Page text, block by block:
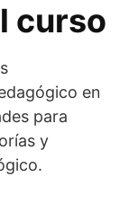
curso
en
para
y